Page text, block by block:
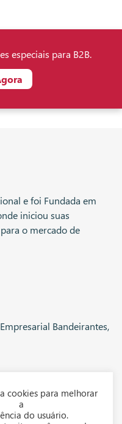
especiais para B2B.
e foi Fundada em
iniciou suas
o mercado de
Bandeirantes,
cookies para melhorar
a
do usuário.